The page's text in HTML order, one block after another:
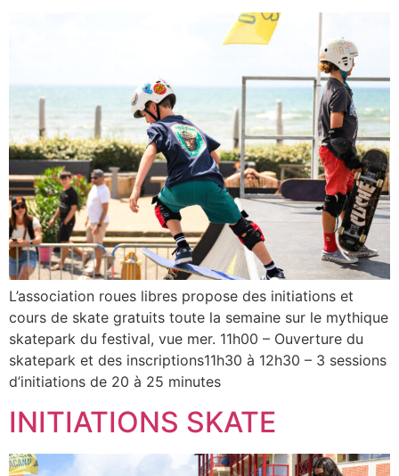
L’association roues libres propose des initiations et
cours de skate gratuits toute la semaine sur le mythique
skatepark du festival, vue mer. 11h00 – Ouverture du
skatepark et des inscriptions11h30 à 12h30 – 3 sessions
d’initiations de 20 à 25 minutes
INITIATIONS SKATE